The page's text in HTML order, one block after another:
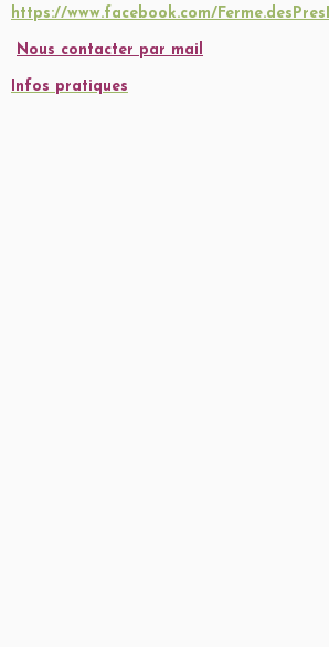
https://www.facebook.com/
Nous contacter par mail
Infos pratiques